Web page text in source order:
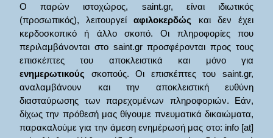
Ο παρών ιστοχώρος, saint.gr, είναι ιδιωτικός
(προσωπικός), λειτουργείαφιλοκερδώς και δεν έχει
κερδοσκοπικό ή άλλο σκοπό. Οι πληροφορίες που
περιλαμβάνονται στο saint.gr προσφέρονται προς τους
επισκέπτες του αποκλειστικά και μόνο για
ενημερωτικούς σκοπούς. Οι επισκέπτες του saint.gr,
αναλαμβάνουν και την αποκλειστική ευθύνη
διασταύρωσης των παρεχομένων πληροφοριών. Εάν,
δίχως την πρόθεσή μας θίγουμε πνευματικά δικαιώματα,
παρακαλούμε για την άμεση ενημέρωσή μας στο: info [at]